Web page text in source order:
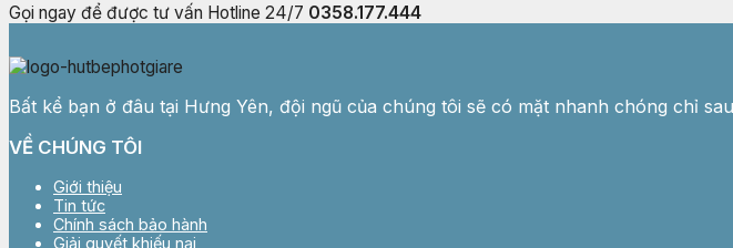
Gọi ngay để được tư vấn Hotline 24/7 0358.177.444
Bất kể bạn ở đâu tại Hưng Yên, đội ngũ của chúng tôi sẽ có mặt nhanh chóng chỉ
VỀ CHÚNG TÔI
Giới thiệu
Tin tức
Chính sách bảo hành
Giải quyết khiếu nại